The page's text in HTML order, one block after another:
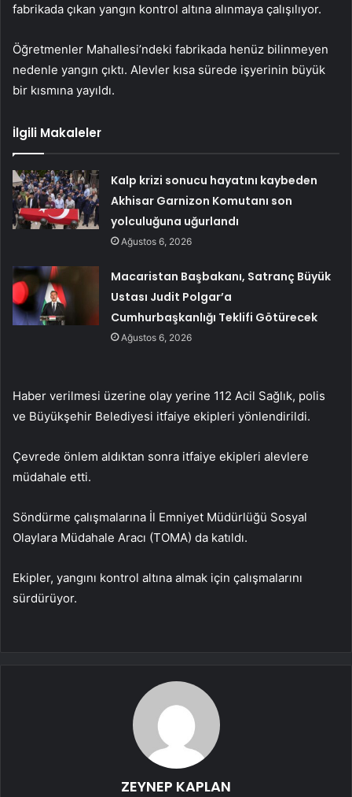
fabrikada çıkan yangın kontrol altına alınmaya çalışılıyor.
Öğretmenler Mahallesi’ndeki fabrikada henüz bilinmeyen
nedenle yangın çıktı. Alevler kısa sürede işyerinin büyük
bir kısmına yayıldı.
İlgili Makaleler
Kalp krizi sonucu hayatını kaybeden
Akhisar Garnizon Komutanı son
yolculuğuna uğurlandı
Ağustos 6, 2026
Macaristan Başbakanı, Satranç Büyük
Ustası Judit Polgar’a
Cumhurbaşkanlığı Teklifi Götürecek
Ağustos 6, 2026
Haber verilmesi üzerine olay yerine 112 Acil Sağlık, polis
ve Büyükşehir Belediyesi itfaiye ekipleri yönlendirildi.
Çevrede önlem aldıktan sonra itfaiye ekipleri alevlere
müdahale etti.
Söndürme çalışmalarına İl Emniyet Müdürlüğü Sosyal
Olaylara Müdahale Aracı (TOMA) da katıldı.
Ekipler, yangını kontrol altına almak için çalışmalarını
sürdürüyor.
ZEYNEP KAPLAN